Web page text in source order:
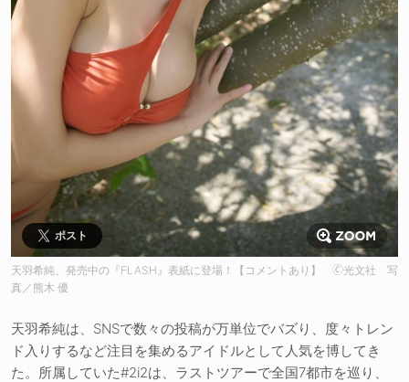
ポスト
天羽希純、発売中の『FLASH』表紙に登場！【コメントあり】 🄫光文社 写
真／熊木 優
天羽希純は、SNSで数々の投稿が万単位でバズり、度々トレン
ド入りするなど注目を集めるアイドルとして人気を博してき
た。所属していた#2i2は、ラストツアーで全国7都市を巡り、